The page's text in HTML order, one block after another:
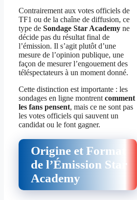
Contrairement aux votes officiels de
TF1 ou de la chaîne de diffusion, ce
type de Sondage Star Academy ne
décide pas du résultat final de
l’émission. Il s’agit plutôt d’une
mesure de l’opinion publique, une
façon de mesurer l’engouement des
téléspectateurs à un moment donné.
Cette distinction est importante : les
sondages en ligne montrent comment
les fans pensent, mais ce ne sont pas
les votes officiels qui sauvent un
candidat ou le font gagner.
Origine et Format
de l’Émission Star
Academy